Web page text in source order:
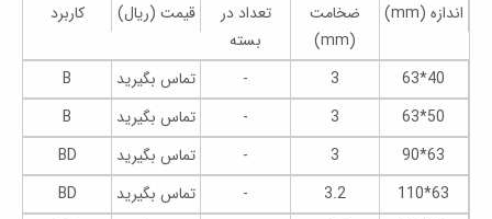
اندازه (mm)
ضخامت
(mm)
تعداد در
بسته
قیمت (ریال) کاربرد
40*63
3
- تماس بگیرید
B
50*63
3
- تماس بگیرید
B
63*90
3
- تماس بگیرید
BD
63*110
3.2
- تماس بگیرید
BD